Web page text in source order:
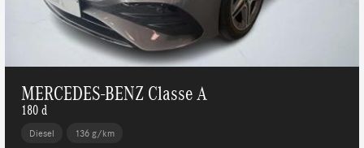
MERCEDES-BENZ Classe A
180 d
Diesel 136 g/km